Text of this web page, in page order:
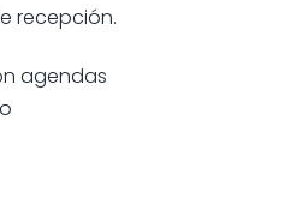
recepción.
agendas